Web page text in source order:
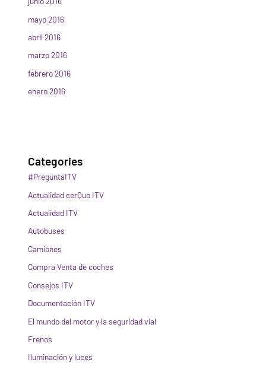
mayo 2016
abril 2016
marzo 2016
febrero 2016
enero 2016
Categories
#PreguntaITV
Actualidad cerQuo ITV
Actualidad ITV
Autobuses
Camiones
Compra Venta de coches
Consejos ITV
Documentación ITV
El mundo del motor y la seguridad vial
Frenos
Iluminación y luces